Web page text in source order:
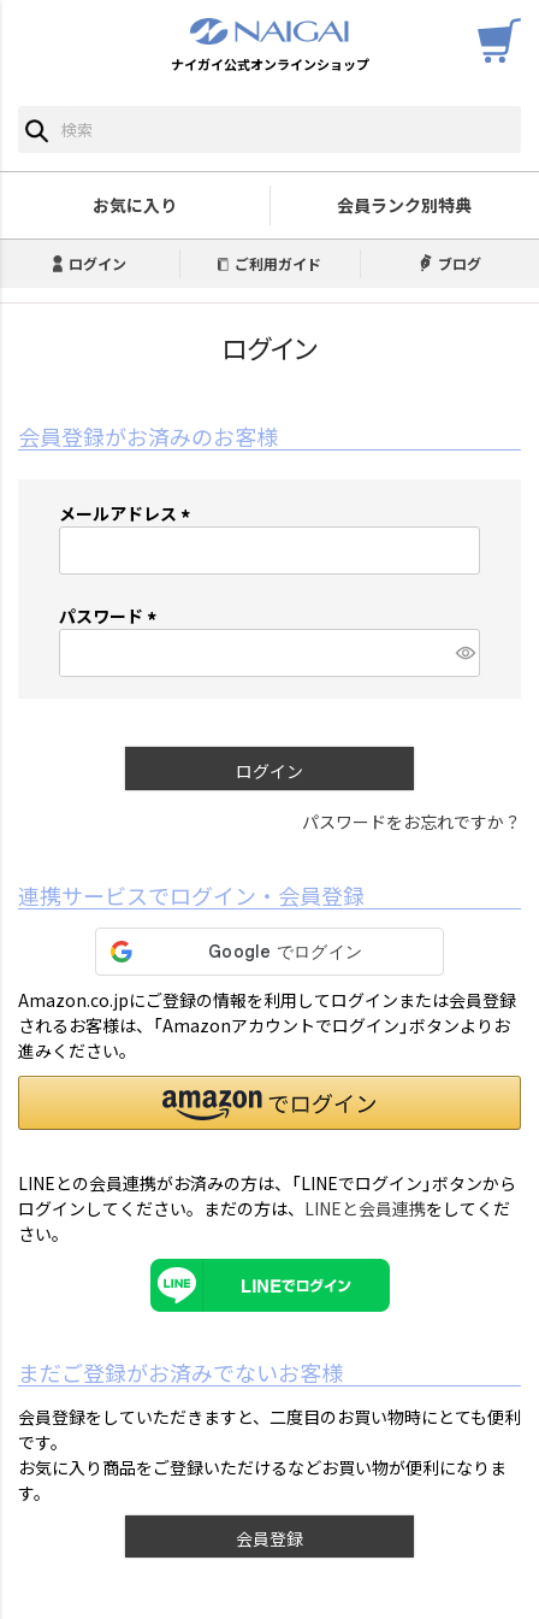
ナイガイ公式オンラインショップ
お気に入り 会員ランク別特典
ログイン ご利用ガイド ブログ
ログイン
会員登録がお済みのお客様
メールアドレス
必
パスワード
必
ログイン
パスワードをお忘れですか？
連携サービスでログイン・会員登録
Amazon.co.jpにご登録の情報を利用してログインまたは会員登録
されるお客様は、「Amazonアカウントでログイン」ボタンよりお
進みください。
LINEとの会員連携がお済みの方は、「LINEでログイン」ボタンから
ログインしてください。まだの方は、 LINEと会員連携をしてくだ
さい。
まだご登録がお済みでないお客様
会員登録をしていただきますと、二度目のお買い物時にとても便利
です。
お気に入り商品をご登録いただけるなどお買い物が便利になりま
す。
会員登録